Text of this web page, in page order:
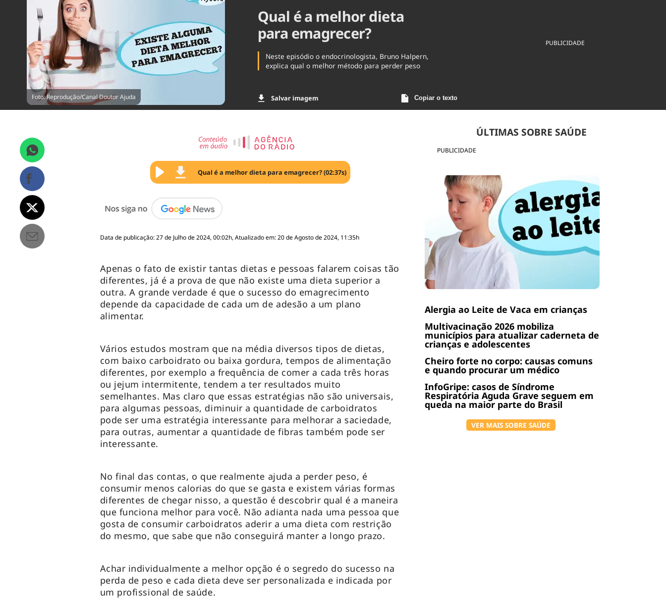
Comportamento
Tempo
Foto: Reprodução/Canal Doutor Ajuda
Qual é a melhor dieta
para emagrecer?
Neste episódio o endocrinologista, Bruno Halpern,
explica qual o melhor método para perder peso
Salvar imagem Copiar o texto
PUBLICIDADE
PUBLICIDADE
ÚLTIMAS SOBRE SAÚDE
Alergia ao Leite de Vaca em crianças
Multivacinação 2026 mobiliza
municípios para atualizar caderneta de
crianças e adolescentes
Cheiro forte no corpo: causas comuns
e quando procurar um médico
InfoGripe: casos de Síndrome
Respiratória Aguda Grave seguem em
queda na maior parte do Brasil
VER MAIS SOBRE SAÚDE
Qual é a melhor dieta para emagrecer? (02:37s)
Data de publicação: 27 de Julho de 2024, 00:02h, Atualizado em: 20 de Agosto de 2024, 11:35h
Apenas o fato de existir tantas dietas e pessoas falarem coisas tão
diferentes, já é a prova de que não existe uma dieta superior a
outra. A grande verdade é que o sucesso do emagrecimento
depende da capacidade de cada um de adesão a um plano
alimentar.
Vários estudos mostram que na média diversos tipos de dietas,
com baixo carboidrato ou baixa gordura, tempos de alimentação
diferentes, por exemplo a frequência de comer a cada três horas
ou jejum intermitente, tendem a ter resultados muito
semelhantes. Mas claro que essas estratégias não são universais,
para algumas pessoas, diminuir a quantidade de carboidratos
pode ser uma estratégia interessante para melhorar a saciedade,
para outras, aumentar a quantidade de fibras também pode ser
interessante.
No final das contas, o que realmente ajuda a perder peso, é
consumir menos calorias do que se gasta e existem várias formas
diferentes de chegar nisso, a questão é descobrir qual é a maneira
que funciona melhor para você. Não adianta nada uma pessoa que
gosta de consumir carboidratos aderir a uma dieta com restrição
do mesmo, que sabe que não conseguirá manter a longo prazo.
Achar individualmente a melhor opção é o segredo do sucesso na
perda de peso e cada dieta deve ser personalizada e indicada por
um profissional de saúde.